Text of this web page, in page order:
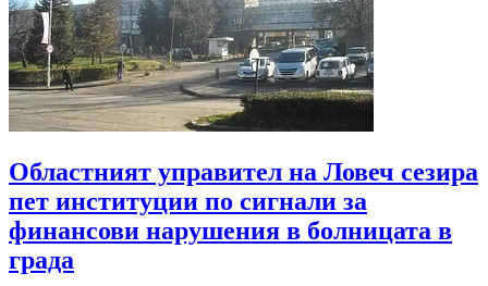
Областният управител на Ловеч сезира
пет институции по сигнали за
финансови нарушения в болницата в
града